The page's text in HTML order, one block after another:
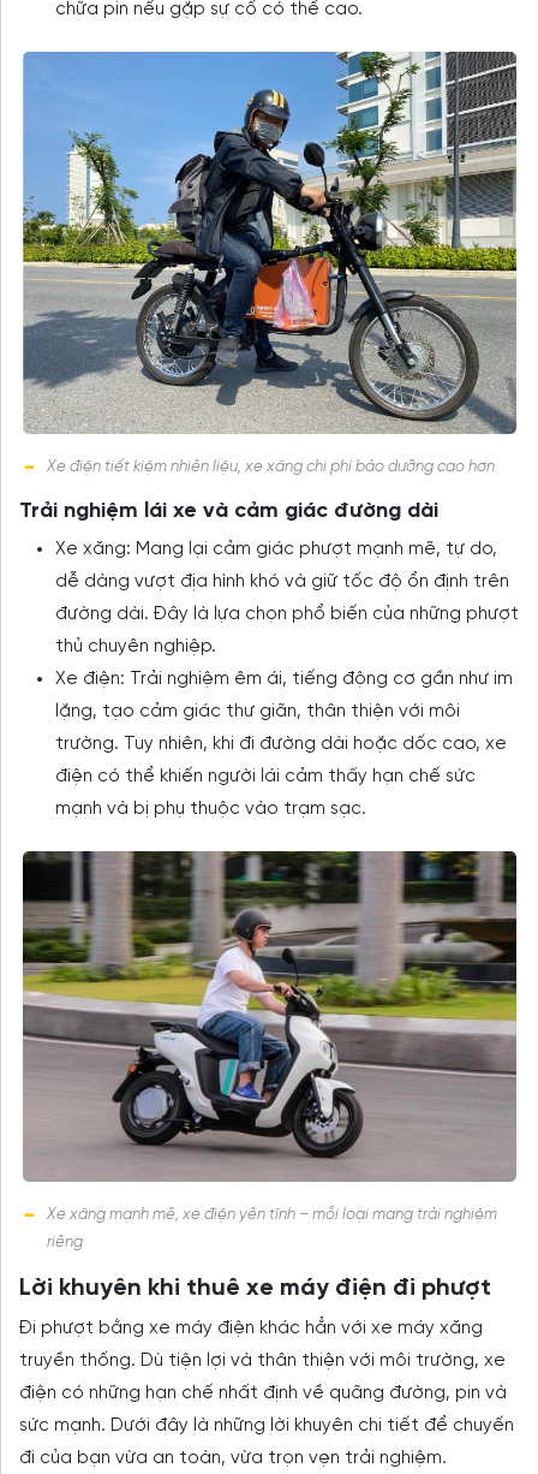
chữa pin nếu gặp sự cố có thể cao.
Xe điện tiết kiệm nhiên liệu, xe xăng chi phí bảo dưỡng cao hơn
Trải nghiệm lái xe và cảm giác đường dài
Xe xăng: Mang lại cảm giác phượt mạnh mẽ, tự do,
dễ dàng vượt địa hình khó và giữ tốc độ ổn định trên
đường dài. Đây là lựa chọn phổ biến của những phượt
thủ chuyên nghiệp.
Xe điện: Trải nghiệm êm ái, tiếng động cơ gần như im
lặng, tạo cảm giác thư giãn, thân thiện với môi
trường. Tuy nhiên, khi đi đường dài hoặc dốc cao, xe
điện có thể khiến người lái cảm thấy hạn chế sức
mạnh và bị phụ thuộc vào trạm sạc.
Xe xăng mạnh mẽ, xe điện yên tĩnh – mỗi loại mang trải nghiệm
riêng
Lời khuyên khi thuê xe máy điện đi phượt
Đi phượt bằng xe máy điện khác hẳn với xe máy xăng
truyền thống. Dù tiện lợi và thân thiện với môi trường, xe
điện có những hạn chế nhất định về quãng đường, pin và
sức mạnh. Dưới đây là những lời khuyên chi tiết để chuyến
đi của bạn vừa an toàn, vừa trọn vẹn trải nghiệm.